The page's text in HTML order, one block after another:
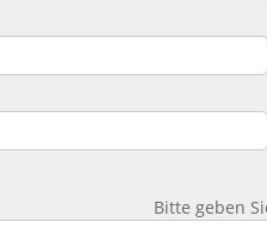
Bitte geben